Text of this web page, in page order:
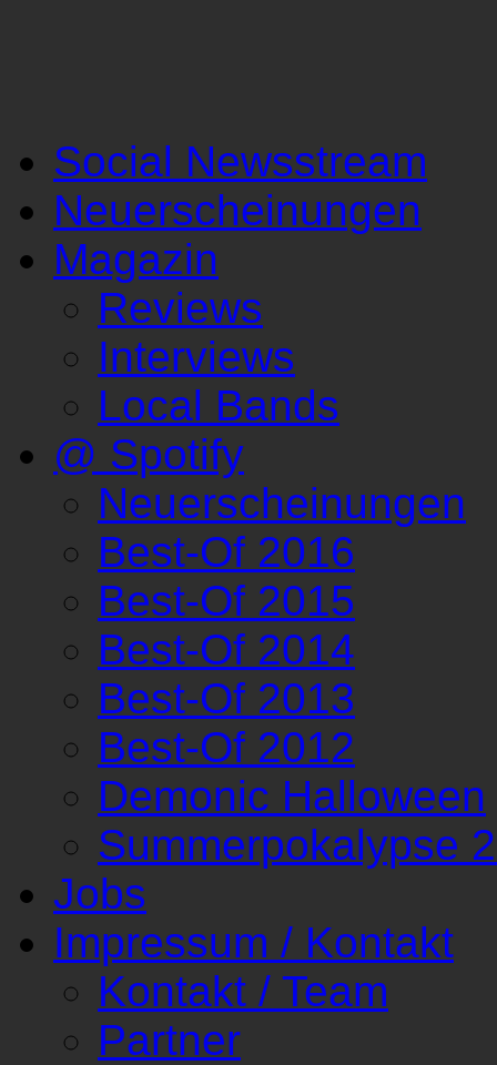
Social Newsstream
Neuerscheinungen
Magazin
Reviews
Interviews
Local Bands
@ Spotify
Neuerscheinungen
Best-Of 2016
Best-Of 2015
Best-Of 2014
Best-Of 2013
Best-Of 2012
Demonic Halloween
Summerpokalypse
Jobs
Impressum / Kontakt
Kontakt / Team
Partner